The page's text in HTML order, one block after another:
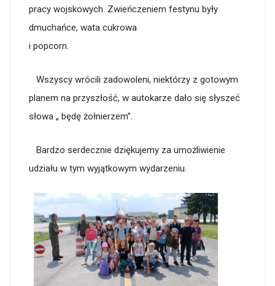
pracy wojskowych. Zwieńczeniem festynu były
dmuchańce, wata cukrowa
i popcorn.
Wszyscy wrócili zadowoleni, niektórzy z gotowym
planem na przyszłość, w autokarze dało się słyszeć
słowa „ będę żołnierzem”.
Bardzo serdecznie dziękujemy za umożliwienie
udziału w tym wyjątkowym wydarzeniu.